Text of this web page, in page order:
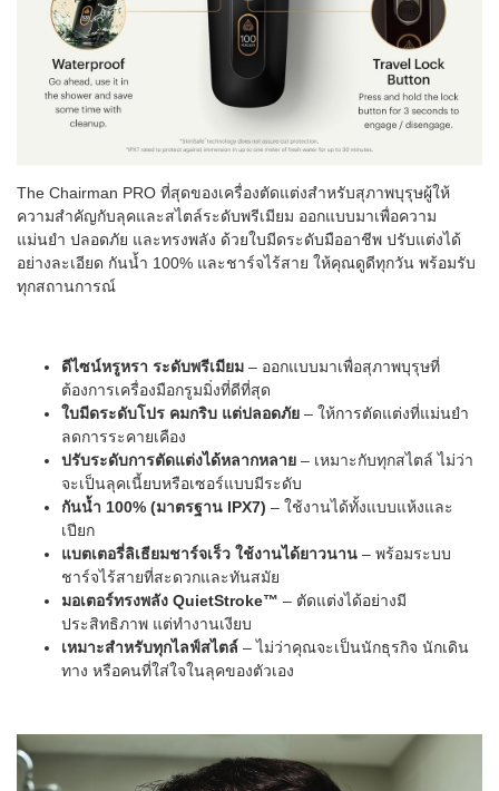
The Chairman PRO ที่สุดของเครื่องตัดแต่งสำหรับสุภาพบุรุษผู้ให้
ความสำคัญกับลุคและสไตล์ระดับพรีเมียม ออกแบบมาเพื่อความ
แม่นยำ ปลอดภัย และทรงพลัง ด้วยใบมีดระดับมืออาชีพ ปรับแต่งได้
อย่างละเอียด กันน้ำ 100% และชาร์จไร้สาย ให้คุณดูดีทุกวัน พร้อมรับ
ทุกสถานการณ์
ดีไซน์หรูหรา ระดับพรีเมียม – ออกแบบมาเพื่อสุภาพบุรุษที่
ต้องการเครื่องมือกรูมมิ่งที่ดีที่สุด
ใบมีดระดับโปร คมกริบ แต่ปลอดภัย – ให้การตัดแต่งที่แม่นยำ
ลดการระคายเคือง
ปรับระดับการตัดแต่งได้หลากหลาย – เหมาะกับทุกสไตล์ ไม่ว่า
จะเป็นลุคเนี้ยบหรือเซอร์แบบมีระดับ
กันน้ำ 100% (มาตรฐาน IPX7) – ใช้งานได้ทั้งแบบแห้งและ
เปียก
แบตเตอรี่ลิเธียมชาร์จเร็ว ใช้งานได้ยาวนาน – พร้อมระบบ
ชาร์จไร้สายที่สะดวกและทันสมัย
มอเตอร์ทรงพลัง QuietStroke™ – ตัดแต่งได้อย่างมี
ประสิทธิภาพ แต่ทำงานเงียบ
เหมาะสำหรับทุกไลฟ์สไตล์ – ไม่ว่าคุณจะเป็นนักธุรกิจ นักเดิน
ทาง หรือคนที่ใส่ใจในลุคของตัวเอง